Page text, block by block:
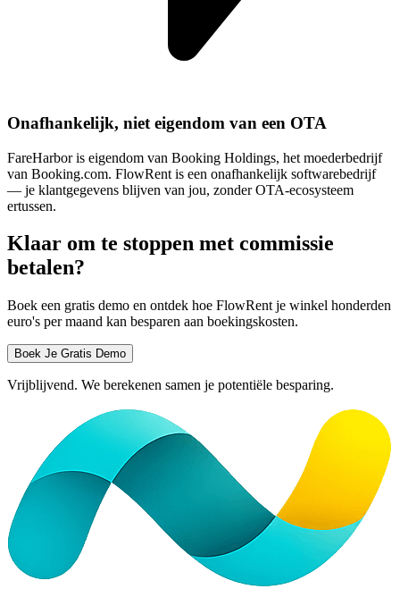
Onafhankelijk, niet eigendom van een OTA
FareHarbor is eigendom van Booking Holdings, het moederbedrijf
van Booking.com. FlowRent is een onafhankelijk softwarebedrijf
— je klantgegevens blijven van jou, zonder OTA-ecosysteem
ertussen.
Klaar om te stoppen met commissie
betalen?
Boek een gratis demo en ontdek hoe FlowRent je winkel honderden
euro's per maand kan besparen aan boekingskosten.
Boek Je Gratis Demo
Vrijblijvend. We berekenen samen je potentiële besparing.